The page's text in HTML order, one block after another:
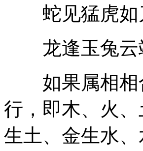
蛇见猛虎如
龙逢玉兔云
如果属相相
行，即木、火
生土、金生水